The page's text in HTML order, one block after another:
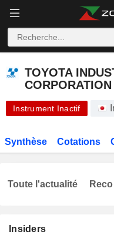
TOYOTA
CORPORATION
Instrument Inactif
Synthèse Cotations
Insiders
Toute l'actualité